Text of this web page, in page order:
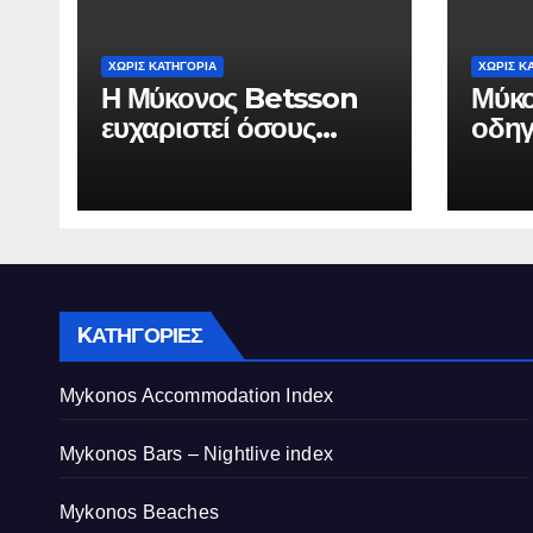
ΧΩΡΊΣ ΚΑΤΗΓΟΡΊΑ
Η Μύκονος Betsson
ευχαριστεί όσους
χρονιά
ΧΩΡΊΣ
από
KΑΤΗΓΟΡΊΕΣ
Mykonos Accommodation Index
Mykonos Bars – Nightlive index
Mykonos Beaches